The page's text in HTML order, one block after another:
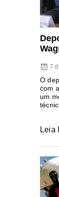
7
O
com
um
Leia